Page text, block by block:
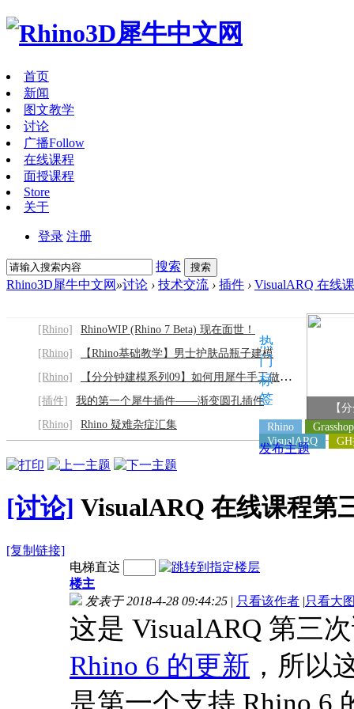
首页
新闻
图文教学
讨论
广播Follow
在线课程
面授课程
Store
关于
登录 注册
搜索 搜索
Rhino3D犀牛中文网 »讨论 › 技术交流 › 插件 › VisualARQ 在线
[Rhino]
RhinoWIP (Rhino 7 Beta) 现在面世！
[Rhino]
【Rhino基础教学】男士护肤品瓶子建模
[Rhino]
【分分钟建模系列09】如何用犀牛手工做灰阶
[插件]
我的第一个犀牛插件——渐变圆孔插件
[Rhino]
Rhino 疑难杂症汇集
【
热
门
标
签
Rhino
VisualARQ
发布主题
[讨论] VisualARQ 在线课程第
[复制链接]
电梯直达
楼主
发表于 2018-4-28 09:44:25 | 只看该作者 |只看大
这是 VisualARQ 第三
Rhino 6 的更新 ，所以